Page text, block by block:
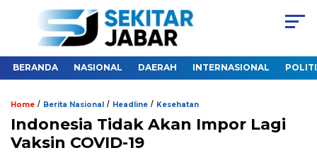
BERANDA NASIONAL DAERAH INTERNASIONAL
Home / Berita Nasional / Headline / Kesehatan
Indonesia Tidak Akan Impor Lagi
Vaksin COVID-19